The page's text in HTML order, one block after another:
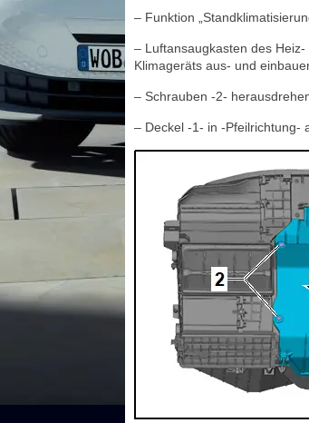
– Funktion
– Luftansaugkasten des
Klimageräts aus- und
– Schrauben -2-
– Deckel -1- in -Pfeilrichtung-